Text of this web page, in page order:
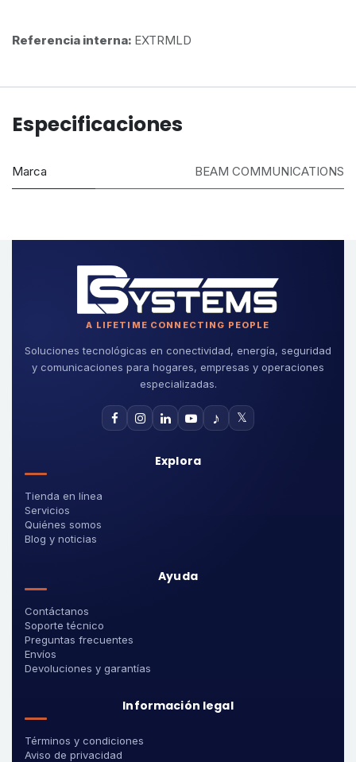
Referencia interna: EXTRMLD
Especificaciones
Marca BEAM COMMUNICATIONS
A LIFETIME CONNECTING PEOPLE
Soluciones tecnológicas en conectividad, energía, seguridad
y comunicaciones para hogares, empresas y operaciones
especializadas.
♪ 𝕏
Explora
Tienda en línea
Servicios
Quiénes somos
Blog y noticias
Ayuda
Contáctanos
Soporte técnico
Preguntas frecuentes
Envíos
Devoluciones y garantías
Información legal
Términos y condiciones
Aviso de privacidad